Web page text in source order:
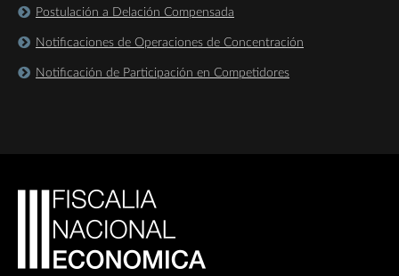
Postulación a Delación Compensada
Notificaciones de Operaciones de Concentración
Notificación de Participación en Competidores